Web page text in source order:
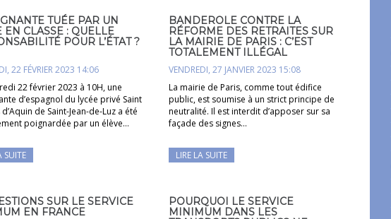
TUÉE PAR UN
EN CLASSE : QUELLE
POUR L’ÉTAT ?
22 FÉVRIER 2023 14:06
22 février 2023 à 10H, une
d’espagnol du lycée privé Saint
de Saint-Jean-de-Luz a été
poignardée par un élève…
SUITE
BANDEROLE CONTRE LA
RÉFORME DES RETRAITES SUR
LA MAIRIE DE PARIS : C’EST
TOTALEMENT ILLÉGAL
VENDREDI, 27 JANVIER 2023 15:08
La mairie de Paris, comme tout édifice
public, est soumise à un strict principe de
neutralité. Il est interdit d’apposer sur sa
façade des signes…
LIRE LA SUITE
SUR LE SERVICE
EN FRANCE
POURQUOI LE SERVICE
MINIMUM DANS LES